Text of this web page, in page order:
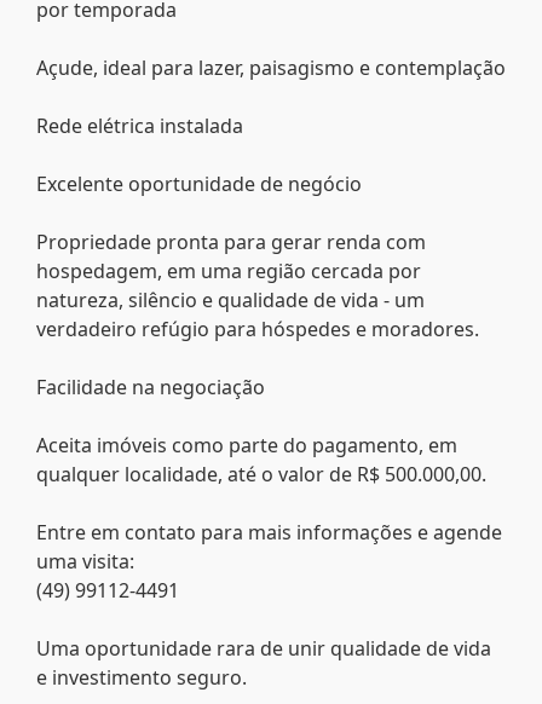
por temporada
Açude, ideal para lazer, paisagismo e contemplação
Rede elétrica instalada
Excelente oportunidade de negócio
Propriedade pronta para gerar renda com
hospedagem, em uma região cercada por
natureza, silêncio e qualidade de vida - um
verdadeiro refúgio para hóspedes e moradores.
Facilidade na negociação
Aceita imóveis como parte do pagamento, em
qualquer localidade, até o valor de R$ 500.000,00.
Entre em contato para mais informações e agende
uma visita:
(49) 99112-4491
Uma oportunidade rara de unir qualidade de vida
e investimento seguro.